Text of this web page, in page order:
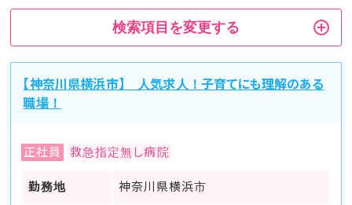
検索項目を変更する
【神奈川県横浜市】 人気求人！子育てにも理解のある
職場！
正社員 救急指定無し病院
勤務地 神奈川県横浜市